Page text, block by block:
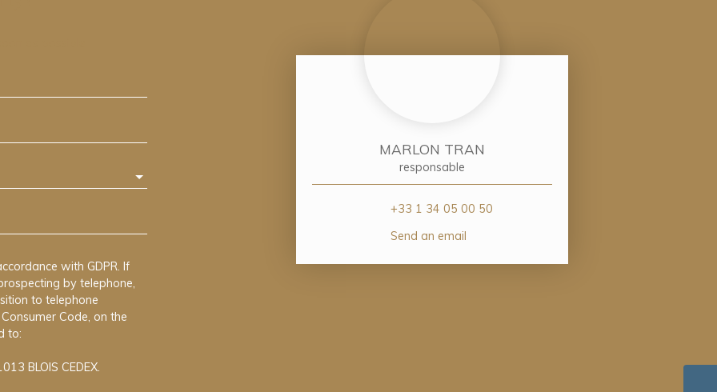
with GDPR. If
by telephone,
to telephone
Code, on the
to:
BLOIS CEDEX.
MARLON TRAN
responsable
+33 1 34 05 00 50
Send an email